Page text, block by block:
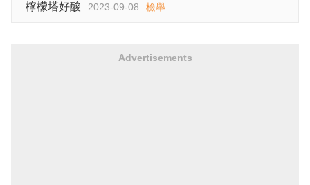
檸檬塔好酸 2023-09-08 檢舉
Advertisements